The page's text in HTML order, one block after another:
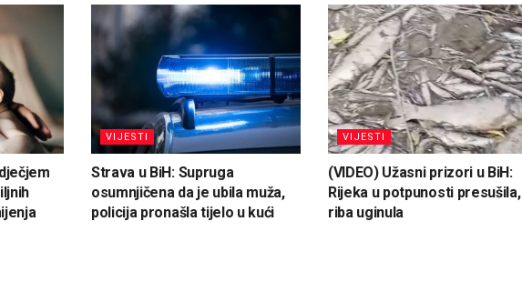
VIJESTI
Strava u BiH: Supruga
osumnjičena da je ubila muža,
policija pronašla tijelo u kući
VIJESTI
(VIDEO) Užasni prizori u BiH:
Rijeka u potpunosti presušila,
riba uginula